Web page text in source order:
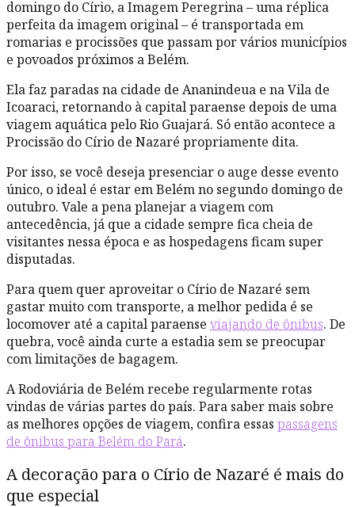
domingo do Círio, a Imagem Peregrina – uma réplica
perfeita da imagem original – é transportada em
romarias e procissões que passam por vários municípios
e povoados próximos a Belém.
Ela faz paradas na cidade de Ananindeua e na Vila de
Icoaraci, retornando à capital paraense depois de uma
viagem aquática pelo Rio Guajará. Só então acontece a
Procissão do Círio de Nazaré propriamente dita.
Por isso, se você deseja presenciar o auge desse evento
único, o ideal é estar em Belém no segundo domingo de
outubro. Vale a pena planejar a viagem com
antecedência, já que a cidade sempre fica cheia de
visitantes nessa época e as hospedagens ficam super
disputadas.
Para quem quer aproveitar o Círio de Nazaré sem
gastar muito com transporte, a melhor pedida é se
locomover até a capital paraense viajando de ônibus. De
quebra, você ainda curte a estadia sem se preocupar
com limitações de bagagem.
A Rodoviária de Belém recebe regularmente rotas
vindas de várias partes do país. Para saber mais sobre
as melhores opções de viagem, confira essas passagens
de ônibus para Belém do Pará.
A decoração para o Círio de Nazaré é mais do
que especial